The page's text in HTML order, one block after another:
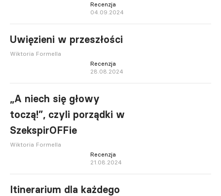
Recenzja
04.09.2024
Uwięzieni w przeszłości
Wiktoria Formella
Recenzja
28.08.2024
„A niech się głowy
toczą!”, czyli porządki w
SzekspirOFFie
Wiktoria Formella
Recenzja
21.08.2024
Itinerarium dla każdego